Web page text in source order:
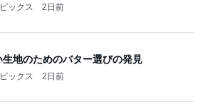
ックス 2日前
生地のためのバター選びの発見
ックス 2日前